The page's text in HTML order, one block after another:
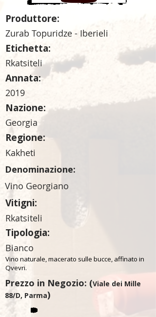
Produttore:
Zurab Topuridze - Iberieli
Etichetta:
Rkatsiteli
Annata:
2019
Nazione:
Georgia
Regione:
Kakheti
Denominazione:
Vino Georgiano
Vitigni:
Rkatsiteli
Tipologia:
Bianco
Vino naturale, macerato sulle bucce, affinato in
Qvevri.
Prezzo in Negozio: (Viale dei Mille
88/D, Parma)